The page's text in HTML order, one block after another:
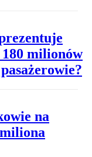
milionów
na